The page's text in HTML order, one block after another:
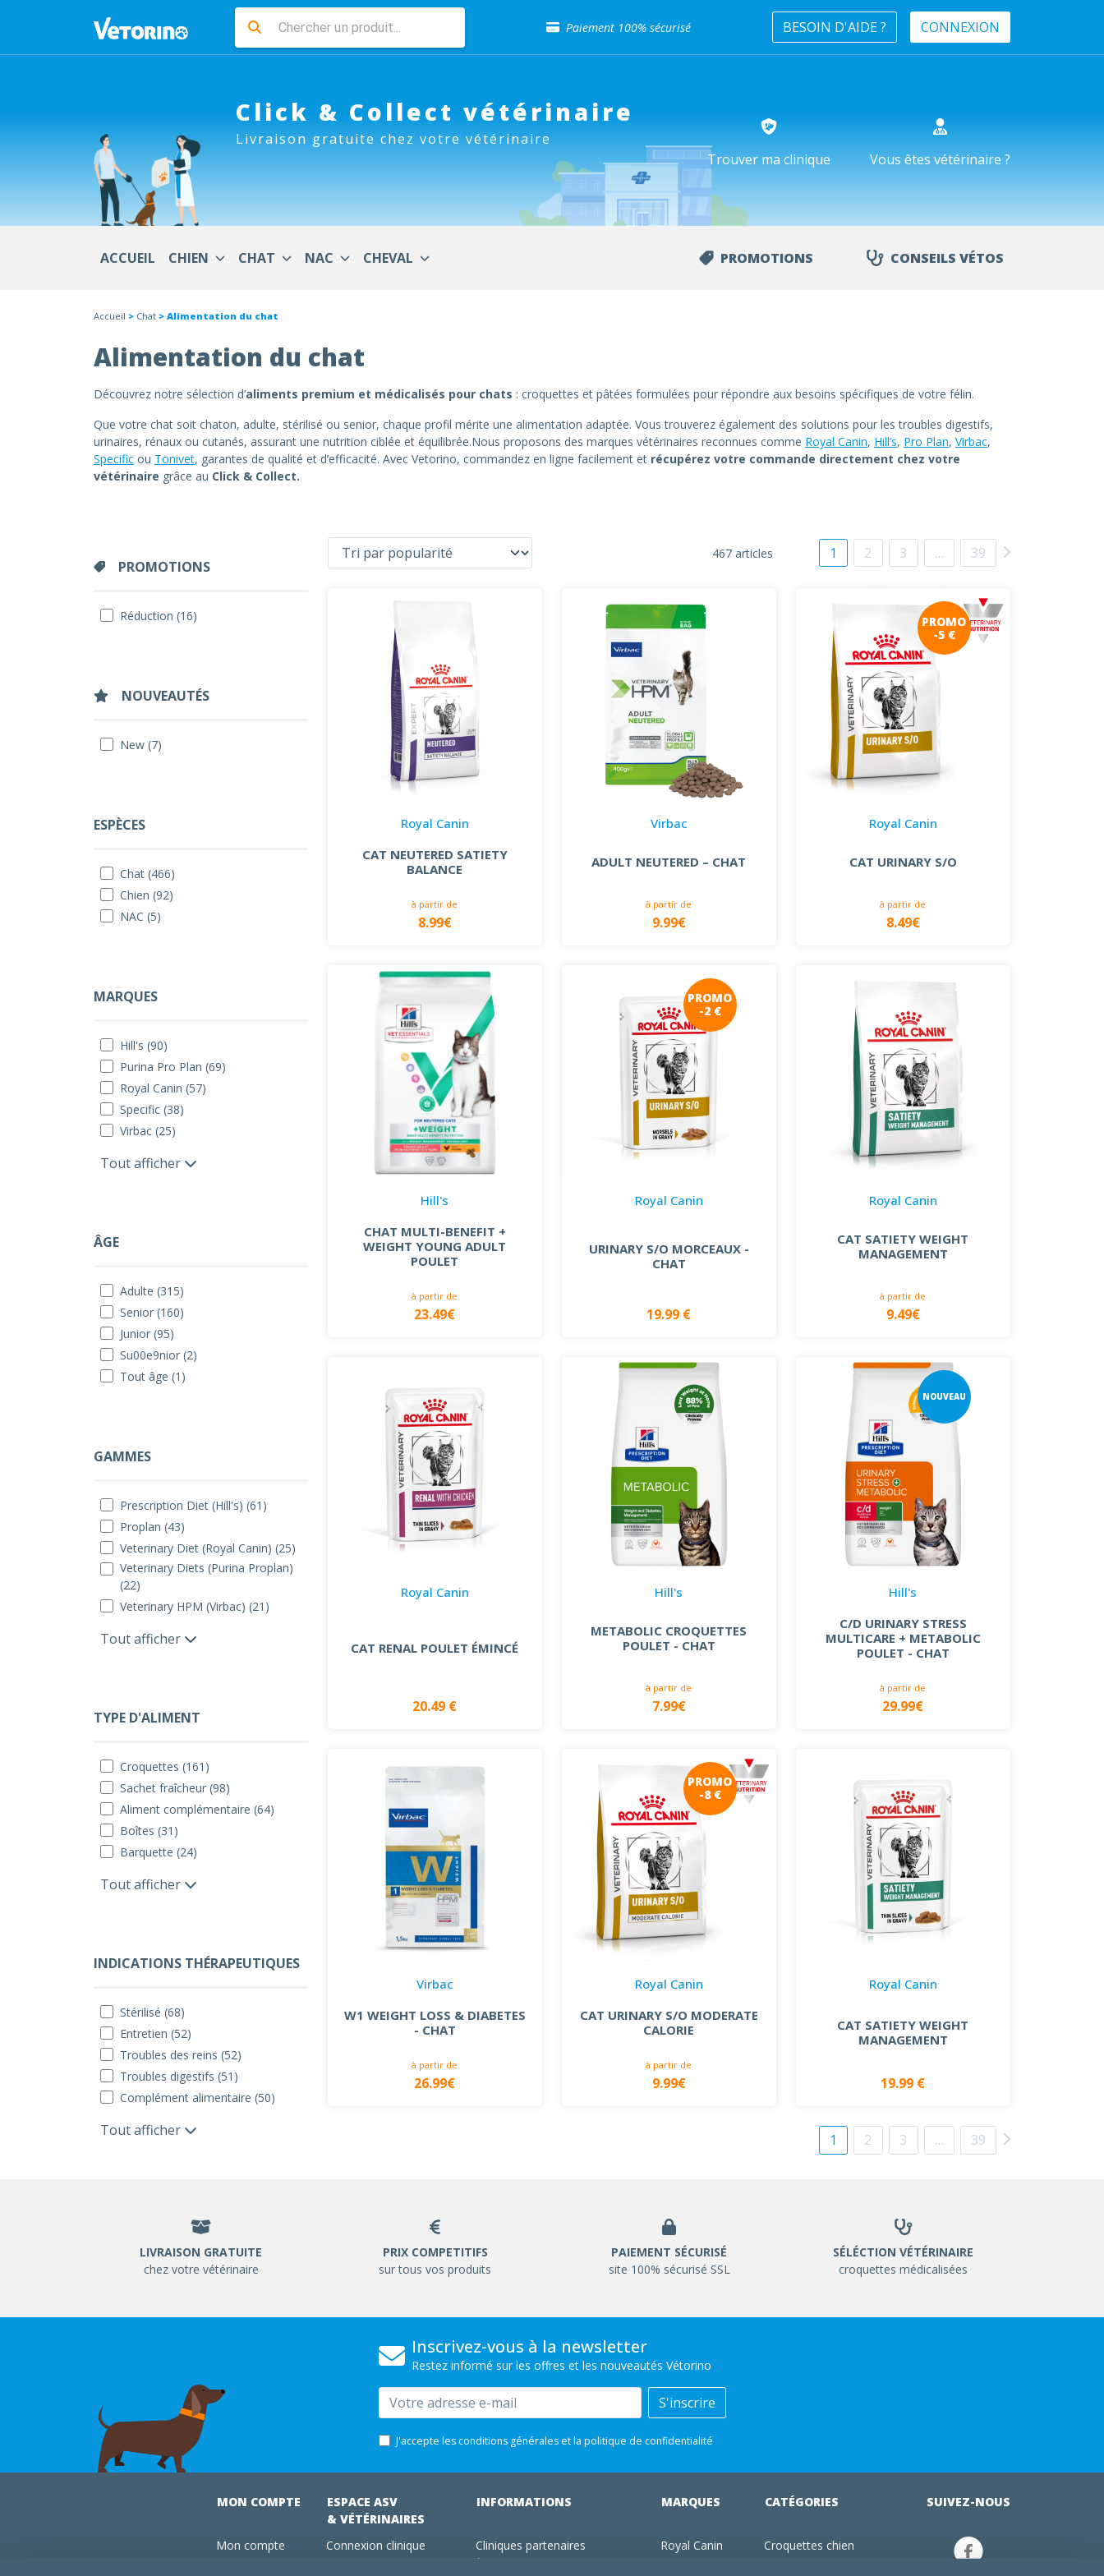
Paiement 100% sécurisé
Paiement 100% sécurisé
Livraison gratuite en clinique vétérinaire
Sélection de croquettes vétérinaire
BESOIN D'AIDE ? CONNEXION
Click & Collect vétérinaire
Livraison gratuite chez votre vétérinaire
Trouver ma clinique
Vous êtes vétérinaire ?
ACCUEIL CHIEN CHAT NAC CHEVAL PROMOTIONS CONSEILS VÉTOS
Accueil > Chat > Alimentation du chat
Alimentation du chat
Découvrez notre sélection d’aliments premium et médicalisés pour chats : croquettes et pâtées formulées pour répondre aux besoins spécifiques de votre félin.
Que votre chat soit chaton, adulte, stérilisé ou senior, chaque profil mérite une alimentation adaptée. Vous trouverez également des solutions pour les troubles digestifs,
urinaires, rénaux ou cutanés, assurant une nutrition ciblée et équilibrée.Nous proposons des marques vétérinaires reconnues comme Royal Canin, Hill’s, Pro Plan, Virbac,
Specific ou Tonivet, garantes de qualité et d’efficacité. Avec Vetorino, commandez en ligne facilement et récupérez votre commande directement chez votre
vétérinaire grâce au Click & Collect.
PROMOTIONS
Réduction (16)
NOUVEAUTÉS
New (7)
ESPÈCES
Chat (466)
Chien (92)
NAC (5)
MARQUES
Hill's (90)
Purina Pro Plan (69)
Royal Canin (57)
Specific (38)
Virbac (25)
Tout afficher
ÂGE
Adulte (315)
Senior (160)
Junior (95)
Su00e9nior (2)
Tout âge (1)
GAMMES
Prescription Diet (Hill's) (61)
Proplan (43)
Veterinary Diet (Royal Canin) (25)
Veterinary Diets (Purina Proplan)
(22)
Veterinary HPM (Virbac) (21)
Tout afficher
TYPE D'ALIMENT
Croquettes (161)
Sachet fraîcheur (98)
Aliment complémentaire (64)
Boîtes (31)
Barquette (24)
Tout afficher
INDICATIONS THÉRAPEUTIQUES
Stérilisé (68)
Entretien (52)
Troubles des reins (52)
Troubles digestifs (51)
Complément alimentaire (50)
Tout afficher
467 articles 1 2 3 … 39
Royal Canin
CAT NEUTERED SATIETY
BALANCE
à partir de
8.99€
Virbac
ADULT NEUTERED – CHAT
à partir de
9.99€
PROMO
-5 €
Royal Canin
CAT URINARY S/O
à partir de
8.49€
Hill's
CHAT MULTI-BENEFIT +
WEIGHT YOUNG ADULT
POULET
à partir de
23.49€
PROMO
-2 €
Royal Canin
URINARY S/O MORCEAUX -
CHAT
19.99 €
Royal Canin
CAT SATIETY WEIGHT
MANAGEMENT
à partir de
9.49€
Royal Canin
CAT RENAL POULET ÉMINCÉ
20.49 €
Hill's
METABOLIC CROQUETTES
POULET - CHAT
à partir de
7.99€
NOUVEAU
Hill's
C/D URINARY STRESS
MULTICARE + METABOLIC
POULET - CHAT
à partir de
29.99€
Virbac
W1 WEIGHT LOSS & DIABETES
- CHAT
à partir de
26.99€
PROMO
-8 €
Royal Canin
CAT URINARY S/O MODERATE
CALORIE
à partir de
9.99€
Royal Canin
CAT SATIETY WEIGHT
MANAGEMENT
19.99 €
1 2 3 … 39
LIVRAISON GRATUITE
chez votre vétérinaire
PRIX COMPETITIFS
sur tous vos produits
PAIEMENT SÉCURISÉ
site 100% sécurisé SSL
SÉLÉCTION VÉTÉRINAIRE
croquettes médicalisées
Inscrivez-vous à la newsletter
Restez informé sur les offres et les nouveautés Vétorino
Email S'inscrire
J'accepte les conditions générales et la politique de confidentialité
MON COMPTE
Mon compte
ESPACE ASV
& VÉTÉRINAIRES
Connexion clinique
INFORMATIONS
Cliniques partenaires
MARQUES
Royal Canin
CATÉGORIES
Croquettes chien
SUIVEZ-NOUS